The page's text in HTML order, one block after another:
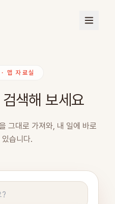
맵 자료실
색해 보세요
그대로 가져와, 내 일에 바로
습니다.